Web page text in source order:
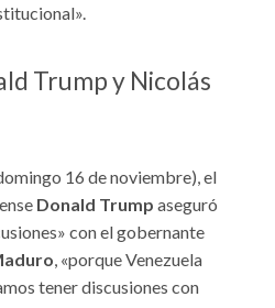
Trump y Nicolás
16 de noviembre), el
Donald Trump aseguró
con el gobernante
, «porque Venezuela
tener discusiones con